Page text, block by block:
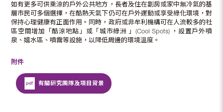
如有更多可供乘涼的戶外公共地方，長者及住在劏房或家中無冷氣的基
層市民可多個選擇，在酷熱天氣下仍可在戶外運動或享受綠化環境，對
保持心理健康有正面作用。同時，政府或非牟利機構可在人流較多的社
區空間增加「酷涼地點」或「城市綠洲 」(Cool Spots) ，設置戶外噴
泉、嬉水區、噴霧等設施，以降低周邊的環境溫度。
附件
有關研究團隊及項目背景